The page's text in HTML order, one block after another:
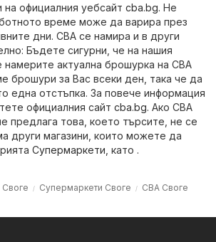
на официалния уебсайт cba.bg. Не
време може да варира през
дни. CBA се намира и в други
Бъдете сигурни, че на нашия
намерите актуална брошурка на CBA
брошури за Вас всеки ден, така че да
една отстъпка. За повече информация
официалния сайт cba.bg. Ако CBA
предлага това, което търсите, не се
други магазини, които можете да
Супермаркети , като .
Своге Супермаркети Своге CBA Своге